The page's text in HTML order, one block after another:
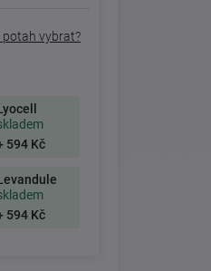
potah vybrat?
594 Kč
594 Kč